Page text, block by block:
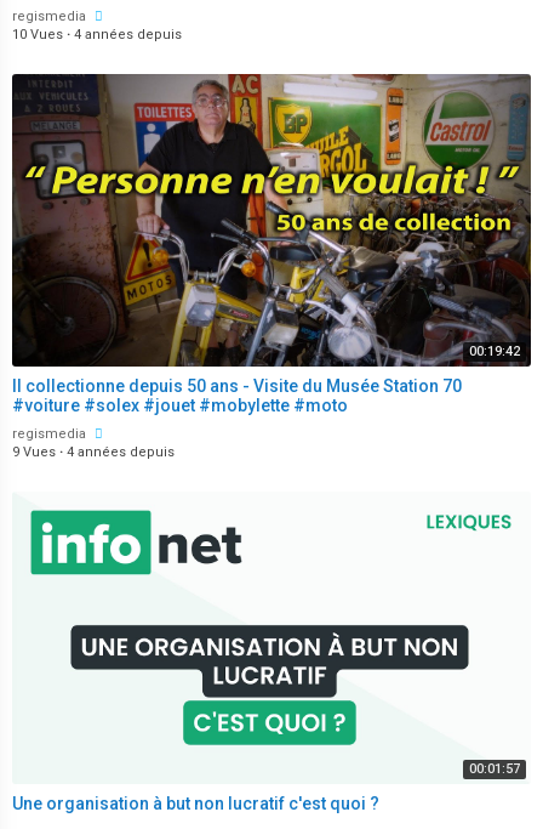
regismedia
10 Vues · 4 années depuis
00:19:42
Il collectionne depuis 50 ans - Visite du Musée Station 70
#voiture #solex #jouet #mobylette #moto
regismedia
9 Vues · 4 années depuis
00:01:57
Une organisation à but non lucratif c'est quoi ?